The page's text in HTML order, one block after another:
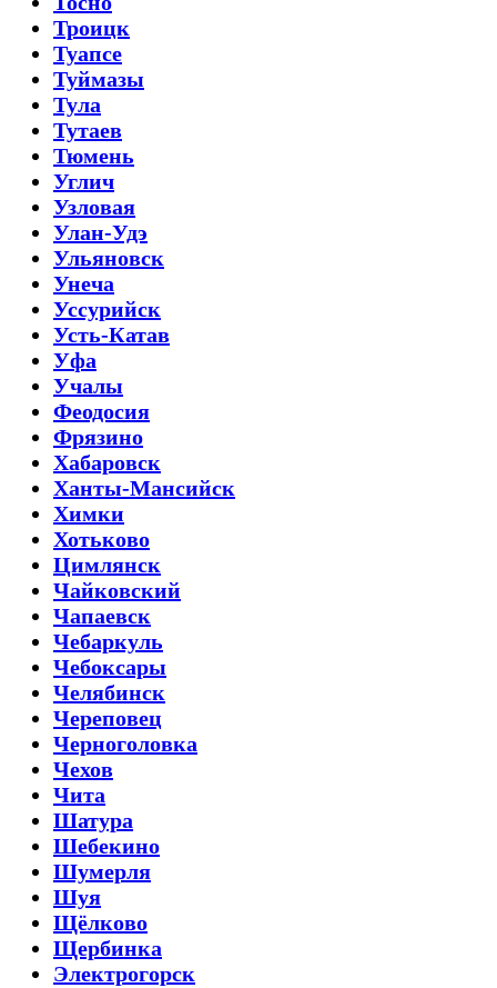
Троицк
Туапсе
Туймазы
Тула
Тутаев
Тюмень
Углич
Узловая
Улан-Удэ
Ульяновск
Унеча
Уссурийск
Усть-Катав
Уфа
Учалы
Феодосия
Фрязино
Хабаровск
Ханты-Мансийск
Химки
Хотьково
Цимлянск
Чайковский
Чапаевск
Чебаркуль
Чебоксары
Челябинск
Череповец
Черноголовка
Чехов
Чита
Шатура
Шебекино
Шумерля
Шуя
Щёлково
Щербинка
Электрогорск